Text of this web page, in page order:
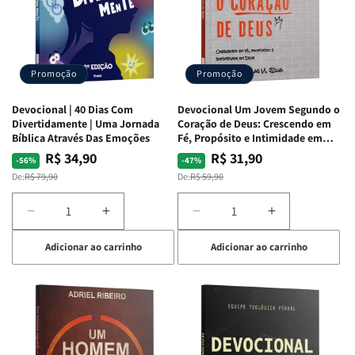
Alves
Alves
Equipe
Teológica
Penkal
Equipe
Teológica
Penkal
Promoção
Devocional | 40 Dias Com
Divertidamente | Uma Jornada
Bíblica Através Das Emoções
-56%
Preço
normal
De:R$ 79,90
Preço
promocional
R$ 34,90
Diminuir
a
quantidade
de
Devocional
40
Dias
Com
Aumentar
a
quantidade
de
Devocional
|
40
Dias
Com
Adicionar ao carrinho
Promoção
Devocional Um Jovem Segundo o
Coração de Deus: Crescendo em
Fé, Propósito e Intimidade em
Deus
-47%
Preço
normal
De:R$ 59,90
Preço
promocional
R$ 31,90
Diminuir
a
quantidade
de
Devocional
Segundo
o
Aumentar
a
quantidade
de
Devocional
Segundo
o
Adicionar ao carrinho